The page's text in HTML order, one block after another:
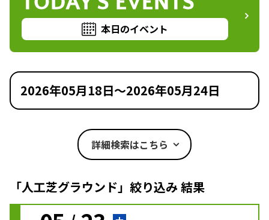
本日のイベント
2026年05月18日～2026年05月24日
詳細検索はこちら
「人工芝グラウンド」絞り込み 結果